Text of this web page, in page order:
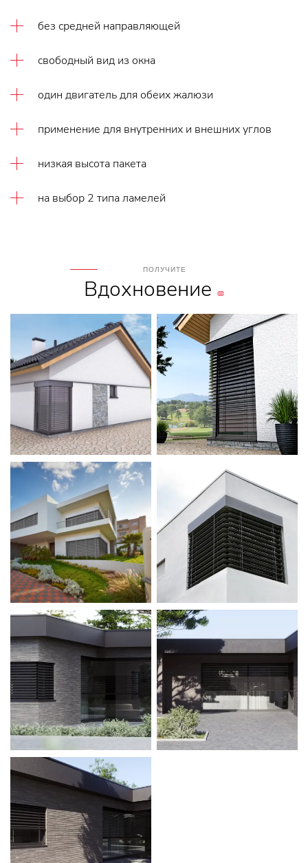
без средней направляющей
свободный вид из окна
один двигатель для обеих жалюзи
применение для внутренних и внешних углов
низкая высота пакета
на выбор 2 типа ламелей
ПОЛУЧИТЕ
Вдохновение